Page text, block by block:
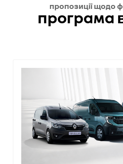
пропозиції щодо
програма